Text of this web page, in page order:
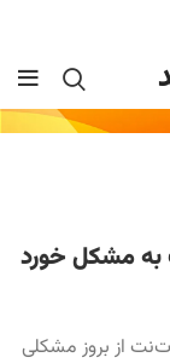
مشکل خورد
از بروز مشکلی